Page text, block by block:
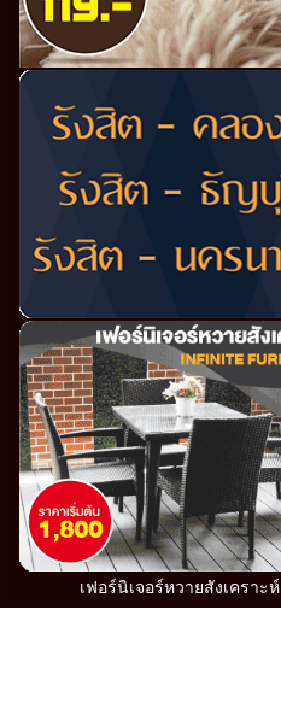
เฟอร์นิเจอร์หวายสังเคราะห์